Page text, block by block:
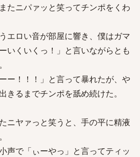
たニパァッと笑ってチンポをくわ
エロい音が部屋に響き、僕はガマ
いくいくっ！」と言いながらとも
ー！！！」と言って暴れたが、や
きるまでチンポを舐め続けた。
ニヤァっと笑うと、手の平に精液
声で「ぃーやっ」と言ってティッ